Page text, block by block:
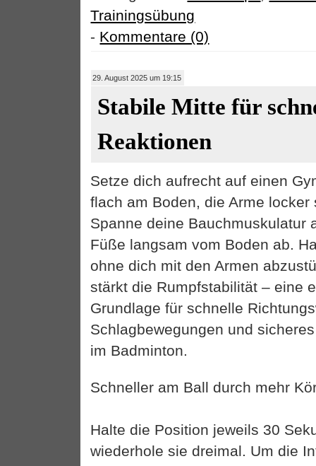
Trainingsübung
- Kommentare (0)
29. August 2025 um 19:15
Stabile Mitte für
Reaktionen
Setze dich aufrecht auf einen
flach am Boden, die Arme locker
Spanne deine Bauchmuskulatur
Füße langsam vom Boden ab.
ohne dich mit den Armen
stärkt die Rumpfstabilität – eine
Grundlage für schnelle
Schlagbewegungen und
im Badminton.
Schneller am Ball durch mehr
Halte die Position jeweils 30
wiederhole sie dreimal. Um die